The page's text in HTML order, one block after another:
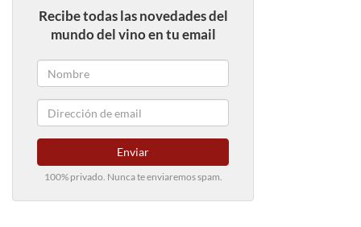
Recibe todas las novedades del
mundo del vino en tu email
Enviar
100% privado. Nunca te enviaremos spam.